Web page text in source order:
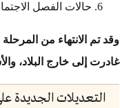
حالات الفصل
وقد تم الانتهاء من
غادرت إلى خارج البلاد،
التعديلات الجديدة